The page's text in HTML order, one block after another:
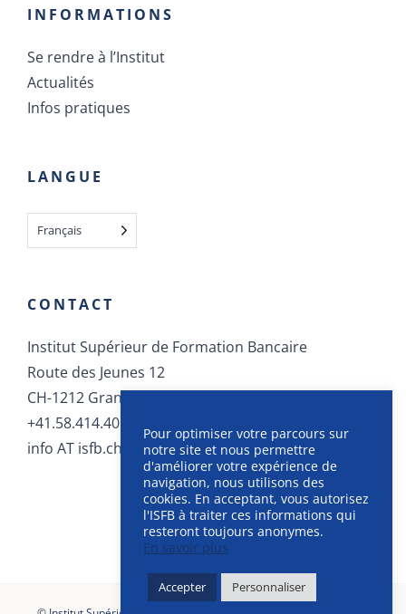
INFORMATIONS
Se rendre à l’Institut
Actualités
Infos pratiques
LANGUE
Français
CONTACT
Institut Supérieur de Formation Bancaire
Route des Jeunes 12
CH-1212 Grand-Lancy
+41.58.414.40.40
info AT isfb.ch
Pour optimiser votre parcours sur
notre site et nous permettre
d'améliorer votre expérience de
navigation, nous utilisons des
cookies. En acceptant, vous autorisez
l'ISFB à traiter ces informations qui
resteront toujours anonymes.
En savoir plus
Accepter Personnaliser